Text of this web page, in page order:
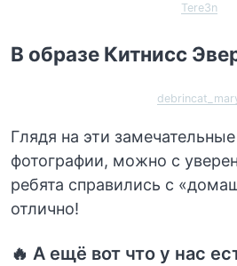
Tere3n
В образе Китнисс
Глядя на эти
фотографии, можно с
ребята справились с
отлично!
🔥 А ещё вот что у нас